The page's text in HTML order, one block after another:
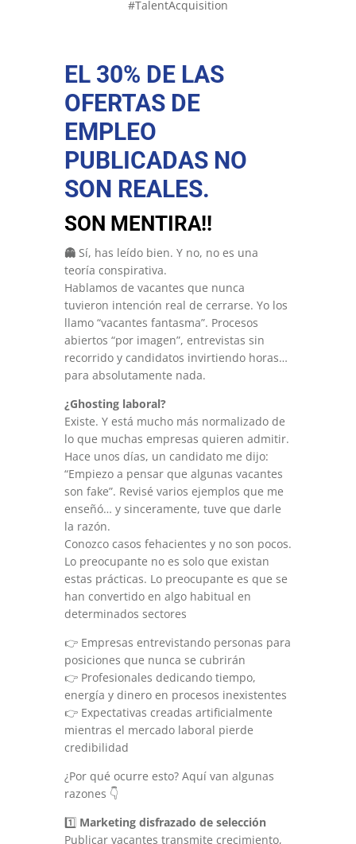
#TalentAcquisition
EL 30% DE LAS
OFERTAS DE
EMPLEO
PUBLICADAS NO
SON REALES.
SON MENTIRA!!
👻Sí, has leído bien. Y no, no es una
teoría conspirativa.
Hablamos de vacantes que nunca
tuvieron intención real de cerrarse. Yo los
llamo “vacantes fantasma”. Procesos
abiertos “por imagen”, entrevistas sin
recorrido y candidatos invirtiendo horas…
para absolutamente nada.
¿Ghosting laboral?
Existe. Y está mucho más normalizado de
lo que muchas empresas quieren admitir.
Hace unos días, un candidato me dijo:
“Empiezo a pensar que algunas vacantes
son fake”. Revisé varios ejemplos que me
enseñó… y sinceramente, tuve que darle
la razón.
Conozco casos fehacientes y no son pocos.
Lo preocupante no es solo que existan
estas prácticas. Lo preocupante es que se
han convertido en algo habitual en
determinados sectores
👉 Empresas entrevistando personas para
posiciones que nunca se cubrirán
👉 Profesionales dedicando tiempo,
energía y dinero en procesos inexistentes
👉 Expectativas creadas artificialmente
mientras el mercado laboral pierde
credibilidad
¿Por qué ocurre esto? Aquí van algunas
razones 👇
1️⃣ Marketing disfrazado de selección
Publicar vacantes transmite crecimiento,